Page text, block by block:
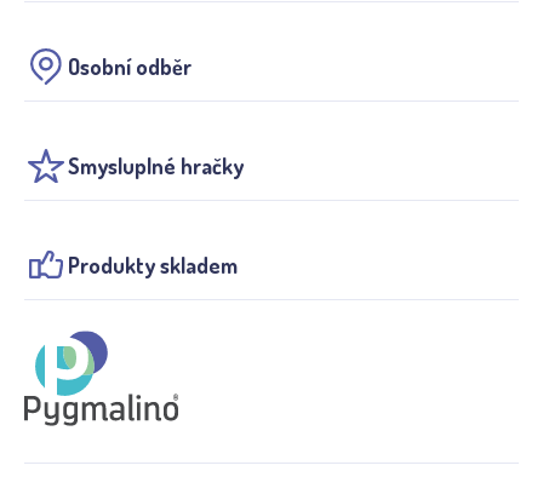
Osobní odběr
Smysluplné hračky
Produkty skladem